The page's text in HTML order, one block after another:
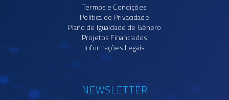
Termos e Condições
Política de Privacidade
Plano de Igualdade de Género
Projetos Financiados
Informações Legais
NEWSLETTER